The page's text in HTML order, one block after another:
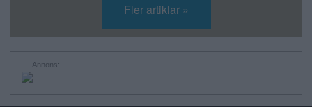
Fler artiklar »
Annons: